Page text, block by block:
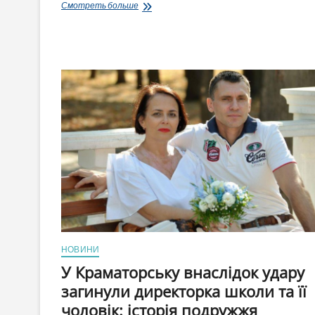
Смотреть большеВибух
версія
що
загиблий
військовий
служив
в
ДПСУ,
сам
виготовив
вибухівку
і
ймовірно
співпрацював
з
НОВИНИ
У Краматорську внаслідок удару
загинули директорка школи та її
чоловік: історія подружжя